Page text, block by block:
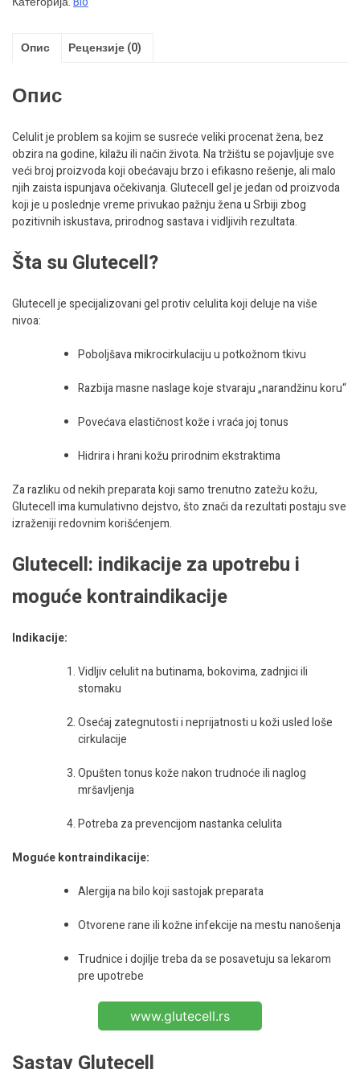
Опис Рецензије (0)
Опис
Celulit je problem sa kojim se susreće veliki procenat žena, bez
obzira na godine, kilažu ili način života. Na tržištu se pojavljuje sve
veći broj proizvoda koji obećavaju brzo i efikasno rešenje, ali malo
njih zaista ispunjava očekivanja. Glutecell gel je jedan od proizvoda
koji je u poslednje vreme privukao pažnju žena u Srbiji zbog
pozitivnih iskustava, prirodnog sastava i vidljivih rezultata.
Šta su Glutecell?
Glutecell je specijalizovani gel protiv celulita koji deluje na više
nivoa:
Poboljšava mikrocirkulaciju u potkožnom tkivu
Razbija masne naslage koje stvaraju „narandžinu koru“
Povećava elastičnost kože i vraća joj tonus
Hidrira i hrani kožu prirodnim ekstraktima
Za razliku od nekih preparata koji samo trenutno zatežu kožu,
Glutecell ima kumulativno dejstvo, što znači da rezultati postaju sve
izraženiji redovnim korišćenjem.
Glutecell: indikacije za upotrebu i
moguće kontraindikacije
Indikacije:
Vidljiv celulit na butinama, bokovima, zadnjici ili
stomaku
Osećaj zategnutosti i neprijatnosti u koži usled loše
cirkulacije
Opušten tonus kože nakon trudnoće ili naglog
mršavljenja
Potreba za prevencijom nastanka celulita
Moguće kontraindikacije:
Alergija na bilo koji sastojak preparata
Otvorene rane ili kožne infekcije na mestu nanošenja
Trudnice i dojilje treba da se posavetuju sa lekarom
pre upotrebe
www.glutecell.rs
Sastav Glutecell